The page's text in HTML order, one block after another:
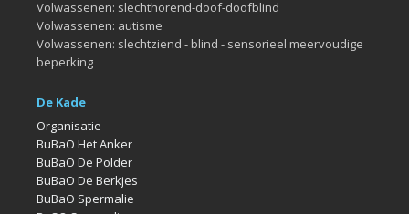
Volwassenen: slechthorend-doof-doofblind
Volwassenen: autisme
Volwassenen: slechtziend - blind - sensorieel meervoudige
beperking
De Kade
Organisatie
BuBaO Het Anker
BuBaO De Polder
BuBaO De Berkjes
BuBaO Spermalie